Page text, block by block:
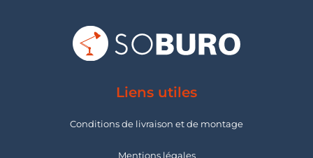
Liens utiles
Conditions de livraison et de montage
Mentions légales